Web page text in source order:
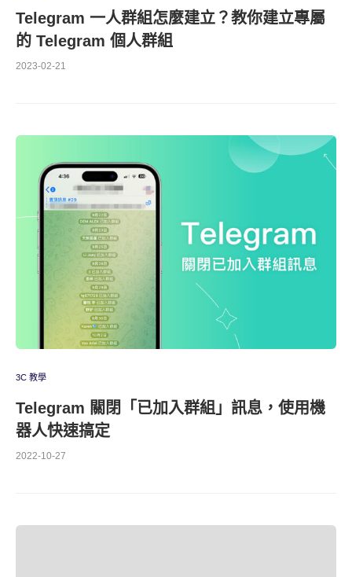
Telegram 一人群組怎麼建立？教你建立專屬
的 Telegram 個人群組
2023-02-21
3C 教學
Telegram 關閉「已加入群組」訊息，使用機
器人快速搞定
2022-10-27